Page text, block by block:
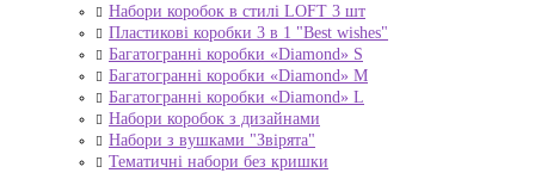
Набори коробок в стилі LOFT 3 шт
Пластикові коробки 3 в 1 "Best wishes"
Багатогранні коробки «Diamond» S
Багатогранні коробки «Diamond» M
Багатогранні коробки «Diamond» L
Набори коробок з дизайнами
Набори з вушками "Звірята"
Тематичні набори без кришки